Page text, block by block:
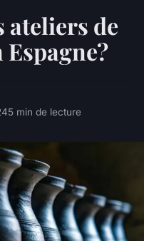
ateliers de
5 min de lecture